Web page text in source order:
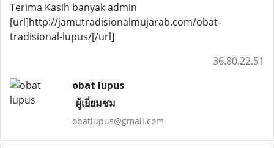
Terima Kasih banyak admin
[url]http://jamutradisionalmujarab.com/obat-
tradisional-lupus/[/url]
36.80.22.51
obat lupus
ผู้เยี่ยมชม
obatlupus@gmail.com